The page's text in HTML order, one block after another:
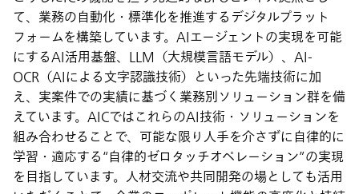
て、業務の自動化・標準化を推進するデジタルプラット
フォームを構築しています。AIエージェントの実現を可能
にするAI活用基盤、LLM（大規模言語モデル）、AI-
OCR（AIによる文字認識技術）といった先端技術に加
え、実案件での実績に基づく業務別ソリューション群を備
えています。AICではこれらのAI技術・ソリューションを
組み合わせることで、可能な限り人手を介さずに自律的に
学習・適応する“自律的ゼロタッチオペレーション”の実現
を目指しています。人材交流や共同開発の場としても活用